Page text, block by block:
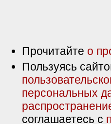
Прочитайте о
Пользуясь
персональных
соглашаетесь с